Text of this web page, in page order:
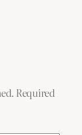
Required